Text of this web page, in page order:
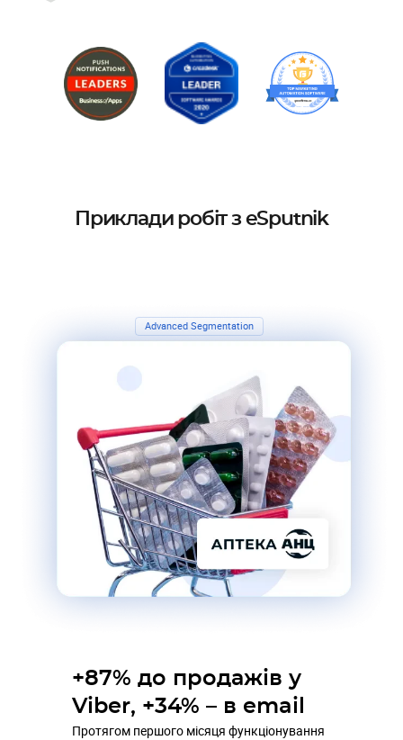
Приклади робіт з eSputnik
+87% до продажів у
Viber, +34% – в email
Протягом першого місяця функціонування
Advanced Segmentation